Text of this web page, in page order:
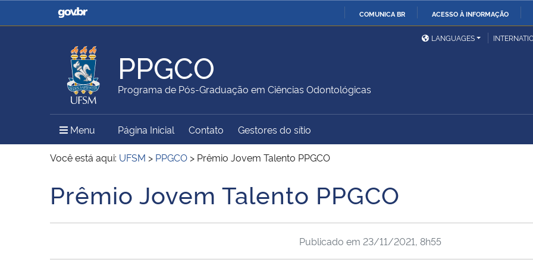
COMUNICA BR ACESSO À INFORMAÇÃO
Casa Civil
Ministério da Justiça e
Ministério da Defesa
Ministério das Relações
Exteriores
Ministério da Agricultura,
Pecuária e Abastecimento
Ministério da Educação
Ministério do Meio Ambiente Ministério do Turismo
Ministério do
Desenvolvimento Regional
Secretaria de Governo
Gabinete de Segurança
Advocacia-Geral da União
LANGUAGES
PPGCO
Programa de Pós-Graduação em Ciências Odontológicas
Menu Menu Principal do Sítio
Página Inicial Contato Gestores do sítio
Você está aqui: UFSM > PPGCO > Prêmio Jovem Talento PPGCO
Início do conteúdo
Prêmio Jovem Talento PPGCO
Publicado em 23/11/2021, 8h55